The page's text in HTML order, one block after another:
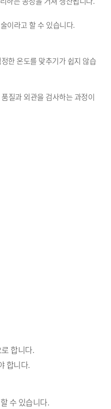
이라고 할 수 있습니다.
한 온도를 맞추기가 쉽지 않습
질과 외관을 검사하는 과정이
합니다.
합니다.
수 있습니다.